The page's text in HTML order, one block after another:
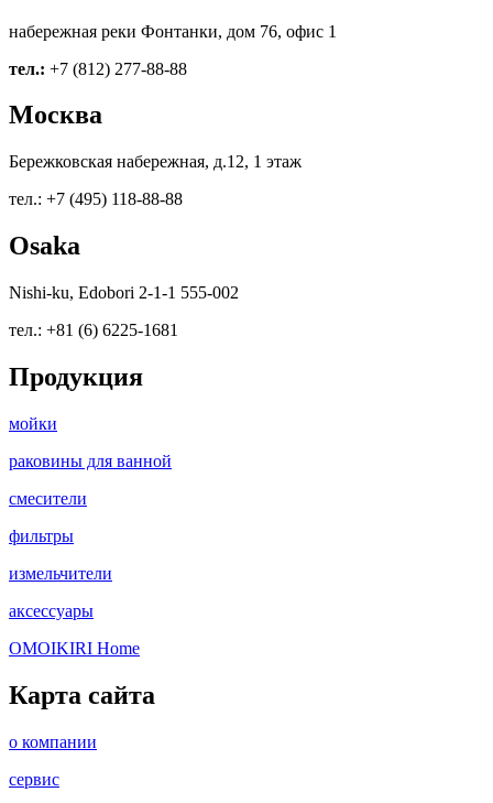
набережная реки Фонтанки, дом 76, офис 1
тел.: +7 (812) 277-88-88
Москва
Бережковская набережная, д.12, 1 этаж
тел.: +7 (495) 118-88-88
Osaka
Nishi-ku, Edobori 2-1-1 555-002
тел.: +81 (6) 6225-1681
Продукция
мойки
раковины для ванной
смесители
фильтры
измельчители
аксессуары
OMOIKIRI Home
Карта сайта
о компании
сервис